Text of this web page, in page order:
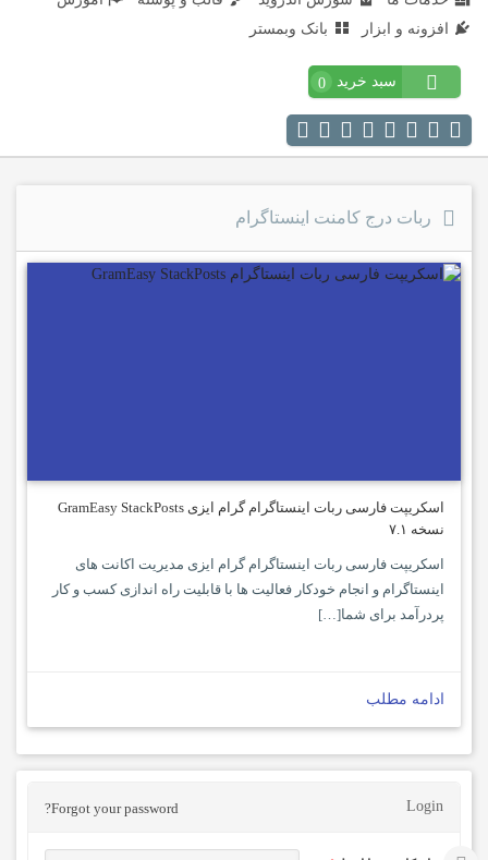
افزونه و ابزار
بانک وبمستر
سبد خرید 0
ربات درج کامنت اینستاگرام
اسکریپت فارسی ربات اینستاگرام گرام‌ ایزی GramEasy StackPosts
نسخه ۷.۱
اسکریپت فارسی ربات اینستاگرام گرام‌ ایزی مدیریت اکانت های
اینستاگرام و انجام خودکار فعالیت ها با قابلیت راه اندازی کسب و کار
پردرآمد برای شما[…]
ادامه مطلب
Login
Forgot your password?